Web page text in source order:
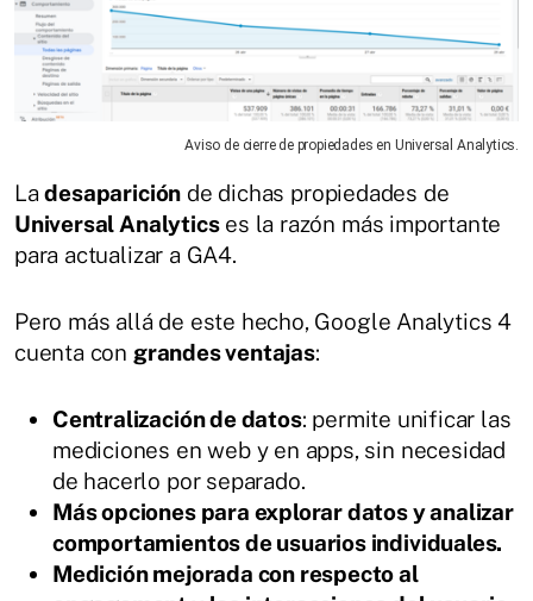
Aviso de cierre de propiedades en Universal Analytics.
Ladesaparición de dichas propiedades de
Universal Analyticses la razón más importante
para actualizar a GA4.
Pero más allá de este hecho, Google Analytics 4
cuenta con grandes ventajas:
Centralización de datos: permite unificar las
mediciones en web y en apps, sin necesidad
de hacerlo por separado.
Más opciones para explorar datos y analizar
comportamientos de usuarios individuales.
Medición mejorada con respecto al